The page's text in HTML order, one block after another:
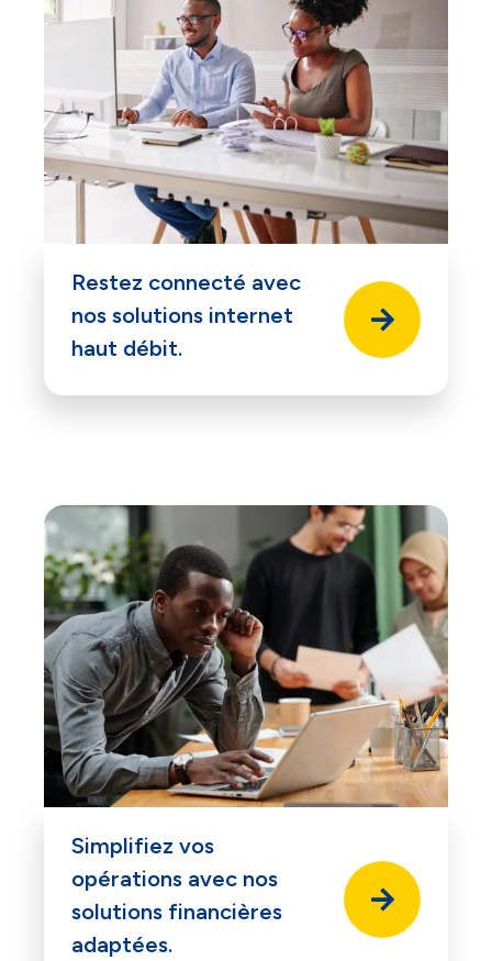
Restez connecté avec
nos solutions internet
haut débit.
Simplifiez vos
opérations avec nos
solutions financières
adaptées.
NOUS ACCORDONS DE
L'IMPORTANCE À VOTRE VIE
PRIVÉE